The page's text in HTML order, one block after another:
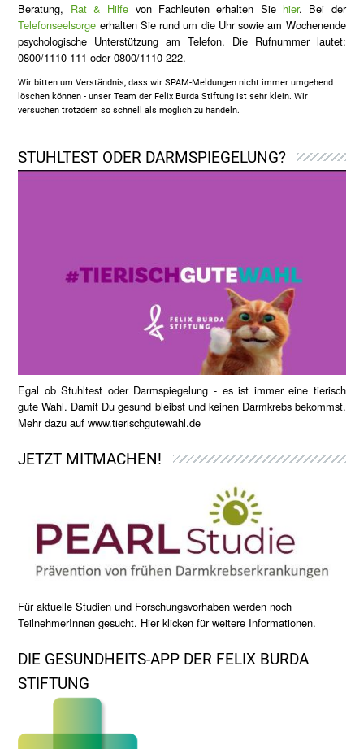
Beratung, Rat & Hilfe von Fachleuten erhalten Sie hier. Bei der
Telefonseelsorge erhalten Sie rund um die Uhr sowie am Wochenende
psychologische Unterstützung am Telefon. Die Rufnummer lautet:
0800/1110 111 oder 0800/1110 222.
Wir bitten um Verständnis, dass wir SPAM-Meldungen nicht immer umgehend
löschen können - unser Team der Felix Burda Stiftung ist sehr klein. Wir
versuchen trotzdem so schnell als möglich zu handeln.
STUHLTEST ODER DARMSPIEGELUNG?
Egal ob Stuhltest oder Darmspiegelung - es ist immer eine tierisch
gute Wahl. Damit Du gesund bleibst und keinen Darmkrebs bekommst.
Mehr dazu aufwww.tierischgutewahl.de
JETZT MITMACHEN!
Für aktuelle Studien und Forschungsvorhaben werden noch
TeilnehmerInnen gesucht. Hier klicken für weitere Informationen.
DIE GESUNDHEITS-APP DER FELIX BURDA
STIFTUNG